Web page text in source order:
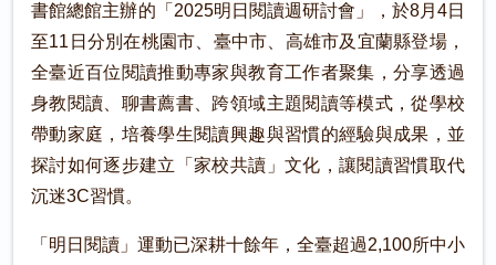
書館總館主辦的「2025明日閱讀週研討會」，於8月4日
至11日分別在桃園市、臺中市、高雄市及宜蘭縣登場，
全臺近百位閱讀推動專家與教育工作者聚集，分享透過
身教閱讀、聊書薦書、跨領域主題閱讀等模式，從學校
帶動家庭，培養學生閱讀興趣與習慣的經驗與成果，並
探討如何逐步建立「家校共讀」文化，讓閱讀習慣取代
沉迷3C習慣。
「明日閱讀」運動已深耕十餘年，全臺超過2,100所中小